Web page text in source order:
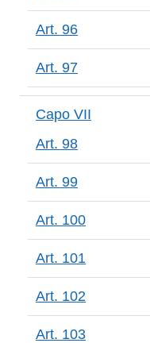
Art. 96
Art. 97
Capo VII
Art. 98
Art. 99
Art. 100
Art. 101
Art. 102
Art. 103